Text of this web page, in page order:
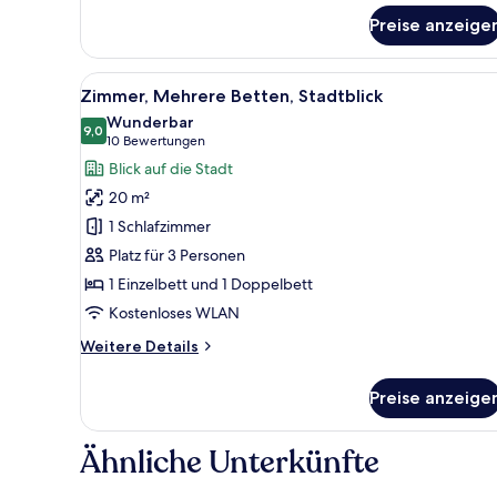
Doppelbett
Preise
Alle
Fotos
für
Zimmer,
Mehrere
Betten,
Stadtblick
anzeigen
Ein Hotelzimmer mit zwei
6
Zimmer, Mehrere Betten, Stadtblick
9,09,0 von 10
Wunderbar
10 Bewertungen
(10
Bewertungen)
Blick auf die Stadt
20 m²
1 Schlafzimmer
Platz für 3 Personen
1 Einzelbett und 1 Doppelbett
Kostenloses WLAN
Weitere Details
Weitere
Mehrere
Betten,
Stadtblick
Preise
Ähnliche Unterkünfte